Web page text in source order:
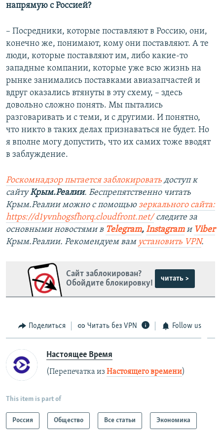
напрямую с Россией?
– Посредники, которые поставляют в Россию, они,
конечно же, понимают, кому они поставляют. А те
люди, которые поставляют им, либо какие-то
западные компании, которые уже всю жизнь на
рынке занимались поставками авиазапчастей и
вдруг оказались втянуты в эту схему, – здесь
довольно сложно понять. Мы пытались
разговаривать и с теми, и с другими. И понятно,
что никто в таких делах признаваться не будет. Но
я вполне могу допустить, что их самих тоже вводят
в заблуждение.
Роскомнадзор пытается заблокировать доступ к
сайтуКрым.Реалии. Беспрепятственно читать
Крым.Реалии можно с помощью зеркального сайта:
https://d1yvnhogsfhorq.cloudfront.net/следите за
основными новостями в Telegram, Instagramи Viber
Крым.Реалии. Рекомендуем вам установить VPN.
Сайт заблокирован?
Обойдите блокировку!
читать >
Поделиться Читать без VPN Follow us
Настоящее Время
(Перепечатка из Настоящего времени)
This item is part of
Россия Общество Все статьи Экономика